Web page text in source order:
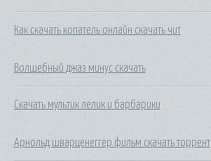
Как скачать копатель онлайн скачать чит
Волшебный джаз минус скачать
Скачать мультик лелик и барбарики
Арнольд шварценеггер фильм скачать торрент